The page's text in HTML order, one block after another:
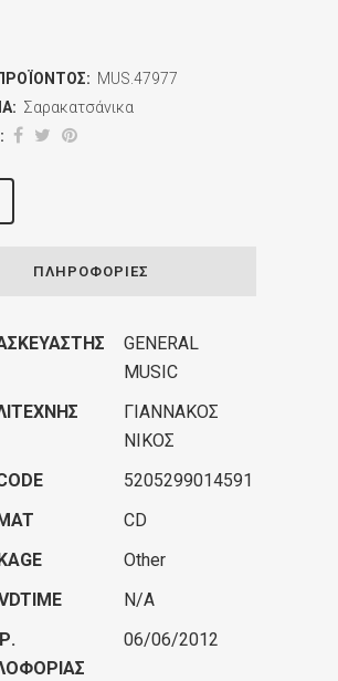
MUS.47977
Σαρακατσάνικα
ΠΛΗΡΟΦΟΡΊΕΣ
GENERAL
MUSIC
ΓΙΑΝΝΑΚΟΣ
ΝΙΚΟΣ
5205299014591
CD
Other
N/A
06/06/2012